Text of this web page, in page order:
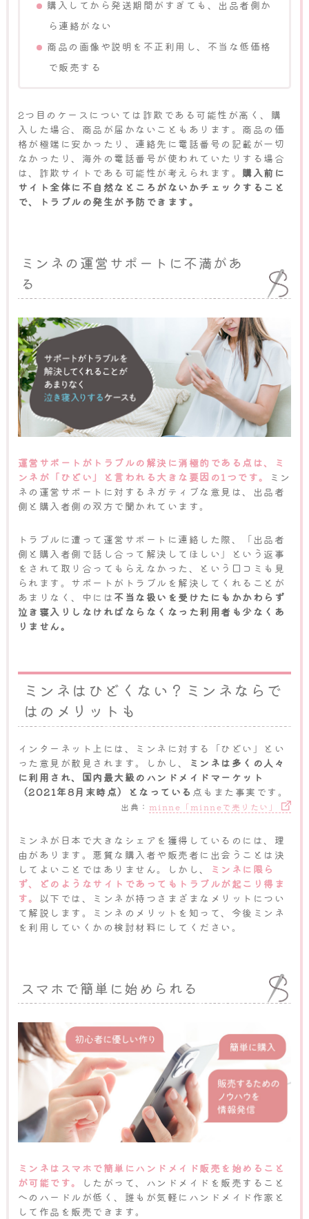
購入してから発送期間がすぎても、出品者側か
ら連絡がない
商品の画像や説明を不正利用し、不当な低価格
で販売する
2つ目のケースについては詐欺である可能性が高く、購
入した場合、商品が届かないこともあります。商品の価
格が極端に安かったり、連絡先に電話番号の記載が一切
なかったり、海外の電話番号が使われていたりする場合
は、詐欺サイトである可能性が考えられます。 購入前に
サイト全体に不自然なところがないかチェックすること
で、トラブルの発生が予防できます。
ミンネの運営サポートに不満があ
る
運営サポートがトラブルの解決に消極的である点は、ミ
ンネが「ひどい」と言われる大きな要因の1つです。
ミン
ネの運営サポートに対するネガティブな意見は、出品者
側と購入者側の双方で聞かれています。
トラブルに遭って運営サポートに連絡した際、「出品者
側と購入者側で話し合って解決してほしい」という返事
をされて取り合ってもらえなかった、という口コミも見
られます。サポートがトラブルを解決してくれることが
あまりなく、中には 不当な扱いを受けたにもかかわらず
泣き寝入りしなければならなくなった利用者も少なくあ
りません。
ミンネはひどくない？ミンネならで
はのメリットも
インターネット上には、ミンネに対する「ひどい」とい
った意見が散見されます。しかし、
ミンネは多くの人々
に利用され、国内最大級のハンドメイドマーケット
（2021年8月末時点）となっている 点もまた事実です。
出典： minne「minneで売りたい」
ミンネが日本で大きなシェアを獲得しているのには、理
由があります。悪質な購入者や販売者に出会うことは決
してよいことではありません。しかし、
ミンネに限ら
ず、どのようなサイトであってもトラブルが起こり得ま
す。 以下では、ミンネが持つさまざまなメリットについ
て解説します。ミンネのメリットを知って、今後ミンネ
を利用していくかの検討材料にしてください。
スマホで簡単に始められる
ミンネはスマホで簡単にハンドメイド販売を始めること
が可能です。
したがって、ハンドメイドを販売すること
へのハードルが低く、誰もが気軽にハンドメイド作家と
して作品を販売できます。